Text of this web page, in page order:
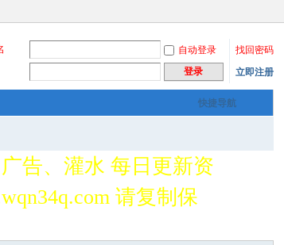
自动登录
找回密码
登录 立即注册
快捷导航
告、灌水 每日更新资
请复制保